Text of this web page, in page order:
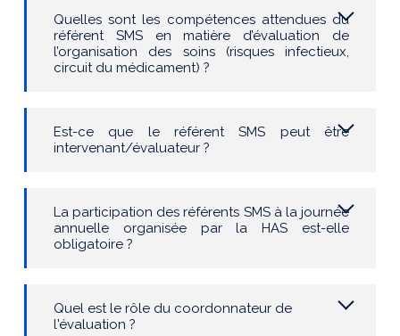
Quelles sont les compétences attendues du
référent SMS en matière d’évaluation de
l’organisation des soins (risques infectieux,
circuit du médicament) ?
Est-ce que le référent SMS peut être
intervenant/évaluateur ?
La participation des référents SMS à la journée
annuelle organisée par la HAS est-elle
obligatoire ?
Quel est le rôle du coordonnateur de
l'évaluation ?